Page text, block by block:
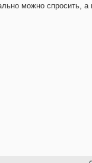
можно спросить, а